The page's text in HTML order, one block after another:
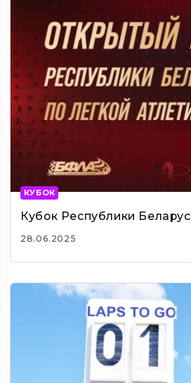
КУБОК
Кубок Республики
28.06.2025